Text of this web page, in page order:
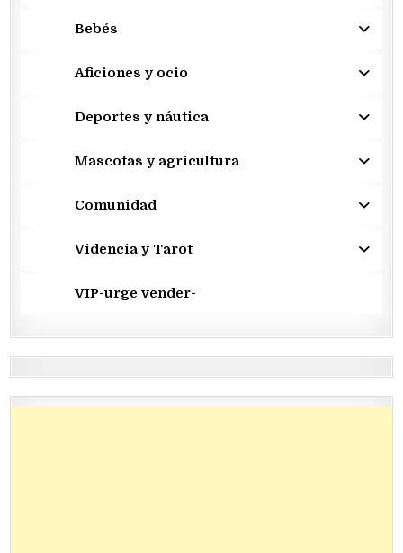
Bebés
Aficiones y ocio
Deportes y náutica
Mascotas y agricultura
Comunidad
Videncia y Tarot
VIP-urge vender-